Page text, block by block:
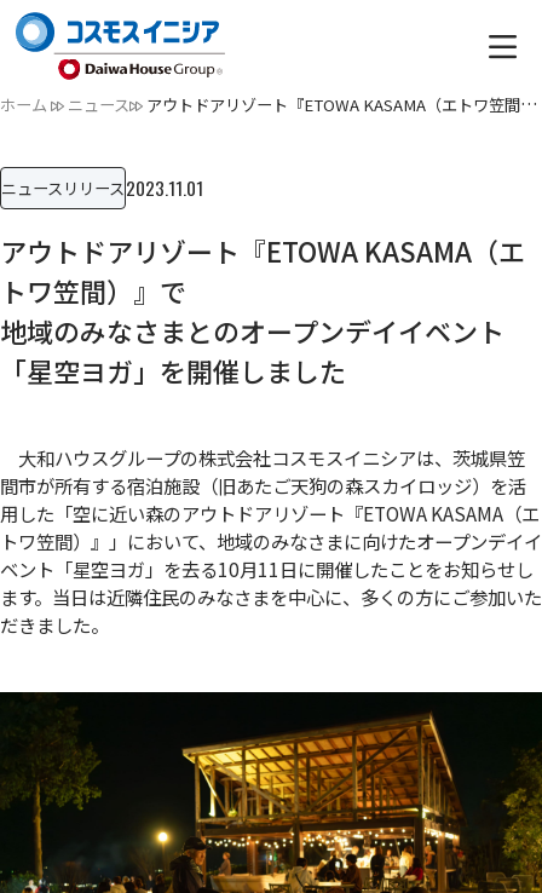
ホーム ニュース アウトドアリゾート『ETOWA KASAMA（エトワ笠間）』で地域のみ…
ニュースリリース2023.11.01
アウトドアリゾート『ETOWA KASAMA（エ
トワ笠間）』で
地域のみなさまとのオープンデイイベント
「星空ヨガ」を開催しました
大和ハウスグループの株式会社コスモスイニシアは、茨城県笠
間市が所有する宿泊施設（旧あたご天狗の森スカイロッジ）を活
用した「空に近い森のアウトドアリゾート『ETOWA KASAMA（エ
トワ笠間）』」において、地域のみなさまに向けたオープンデイイ
ベント「星空ヨガ」を去る10月11日に開催したことをお知らせし
ます。当日は近隣住民のみなさまを中心に、多くの方にご参加いた
だきました。